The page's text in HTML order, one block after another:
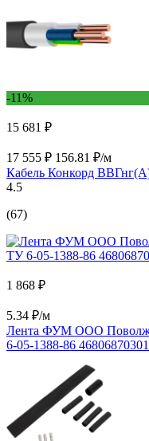
-11%
15 681 ₽
17 555 ₽ 156.81 ₽/м
Кабель Конкорд
4.5
(67)
1 868 ₽
5.34 ₽/м
Лента ФУМ ООО
6-05-1388-86